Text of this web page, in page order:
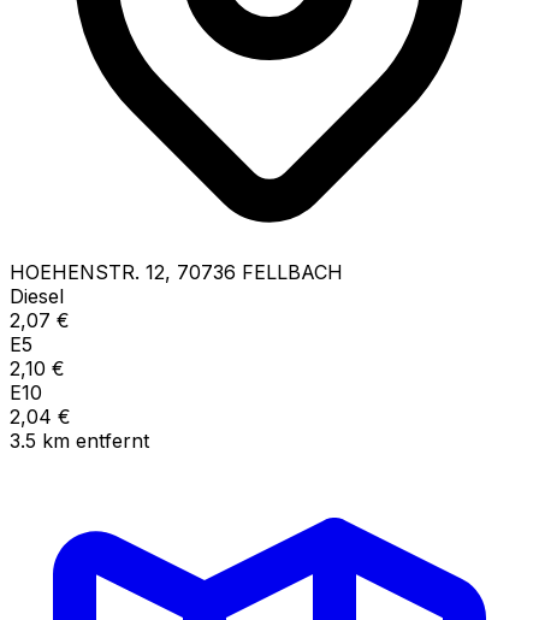
HOEHENSTR. 12, 70736 FELLBACH
Diesel
2,07 €
E5
2,10 €
E10
2,04 €
3.5 km entfernt